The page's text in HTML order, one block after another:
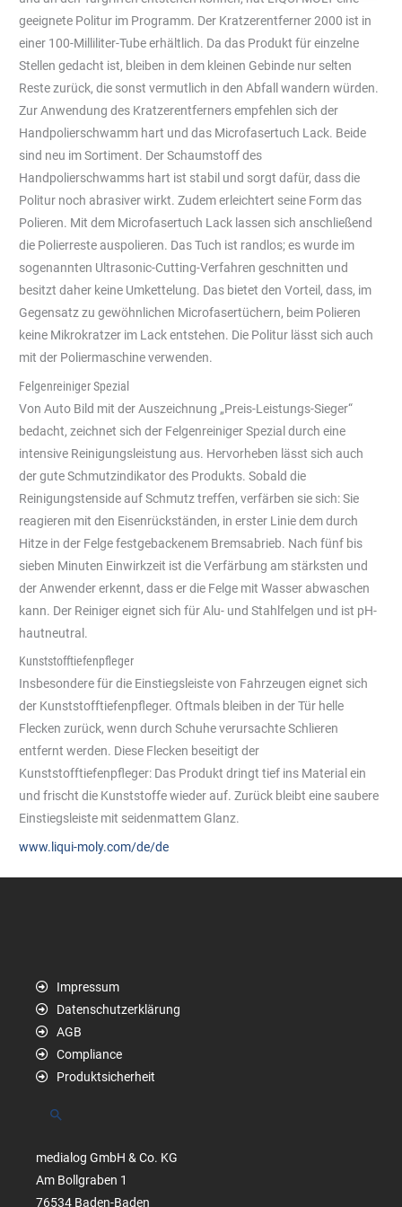
geeignete Politur im Programm. Der Kratzerentferner 2000 ist in
einer 100-Milliliter-Tube erhältlich. Da das Produkt für einzelne
Stellen gedacht ist, bleiben in dem kleinen Gebinde nur selten
Reste zurück, die sonst vermutlich in den Abfall wandern würden.
Zur Anwendung des Kratzerentferners empfehlen sich der
Handpolierschwamm hart und das Microfasertuch Lack. Beide
sind neu im Sortiment. Der Schaumstoff des
Handpolierschwamms hart ist stabil und sorgt dafür, dass die
Politur noch abrasiver wirkt. Zudem erleichtert seine Form das
Polieren. Mit dem Microfasertuch Lack lassen sich anschließend
die Polierreste auspolieren. Das Tuch ist randlos; es wurde im
sogenannten Ultrasonic-Cutting-Verfahren geschnitten und
besitzt daher keine Umkettelung. Das bietet den Vorteil, dass, im
Gegensatz zu gewöhnlichen Microfasertüchern, beim Polieren
keine Mikrokratzer im Lack entstehen. Die Politur lässt sich auch
mit der Poliermaschine verwenden.
Felgenreiniger Spezial
Von Auto Bild mit der Auszeichnung „Preis-Leistungs-Sieger“
bedacht, zeichnet sich der Felgenreiniger Spezial durch eine
intensive Reinigungsleistung aus. Hervorheben lässt sich auch
der gute Schmutzindikator des Produkts. Sobald die
Reinigungstenside auf Schmutz treffen, verfärben sie sich: Sie
reagieren mit den Eisenrückständen, in erster Linie dem durch
Hitze in der Felge festgebackenem Bremsabrieb. Nach fünf bis
sieben Minuten Einwirkzeit ist die Verfärbung am stärksten und
der Anwender erkennt, dass er die Felge mit Wasser abwaschen
kann. Der Reiniger eignet sich für Alu- und Stahlfelgen und ist pH-
hautneutral.
Kunststofftiefenpfleger
Insbesondere für die Einstiegsleiste von Fahrzeugen eignet sich
der Kunststofftiefenpfleger. Oftmals bleiben in der Tür helle
Flecken zurück, wenn durch Schuhe verursachte Schlieren
entfernt werden. Diese Flecken beseitigt der
Kunststofftiefenpfleger: Das Produkt dringt tief ins Material ein
und frischt die Kunststoffe wieder auf. Zurück bleibt eine saubere
Einstiegsleiste mit seidenmattem Glanz.
www.liqui-moly.com/de/de
Impressum
Datenschutzerklärung
AGB
Compliance
Produktsicherheit
Suchen
medialog GmbH & Co. KG
Am Bollgraben 1
76534 Baden-Baden